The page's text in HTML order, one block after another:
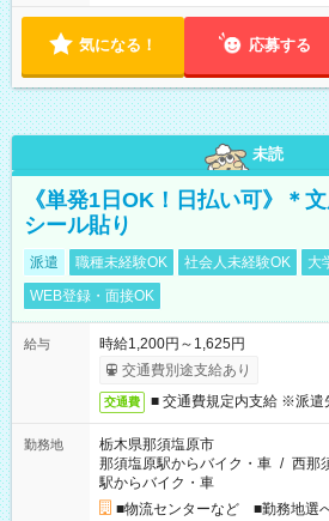
気になる！ 応募する
未読
《単発1日OK！日払い可》＊
シール貼り
派遣 職種未経験OK 社会人未経験OK 大
WEB登録・面接OK
給与
時給1,200円～1,625円
交通費別途支給あり
交通費 ■ 交通費規定内支給 ※派遣
勤務地
栃木県那須塩原市
那須塩原駅からバイク・車 / 西那
駅からバイク・車
■物流センターなど ■勤務地選